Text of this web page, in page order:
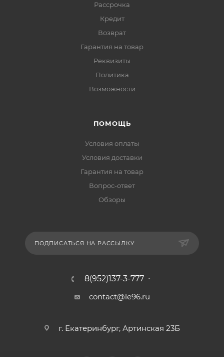
Рассрочка
Кредит
Возврат
Гарантия на товар
Реквизиты
Политика
Возможности
ПОМОЩЬ
Условия оплаты
Условия доставки
Гарантия на товар
Вопрос-ответ
Обзоры
ПОДПИСАТЬСЯ НА РАССЫЛКУ
8(952)137-3-777
contact@le96.ru
г. Екатеринбург, Артинская 23Б